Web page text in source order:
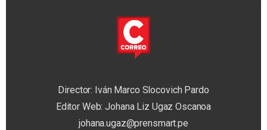
Director: Iván Marco Slocovich Pardo
Editor Web: Johana Liz Ugaz Oscanoa
johana.ugaz@prensmart.pe